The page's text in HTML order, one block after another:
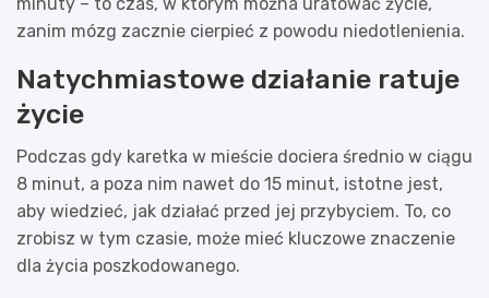
zanim mózg zacznie cierpieć z powodu niedotlenienia.
Natychmiastowe działanie ratuje
życie
Podczas gdy karetka w mieście dociera średnio w ciągu
8 minut, a poza nim nawet do 15 minut, istotne jest,
aby wiedzieć, jak działać przed jej przybyciem. To, co
zrobisz w tym czasie, może mieć kluczowe znaczenie
dla życia poszkodowanego.